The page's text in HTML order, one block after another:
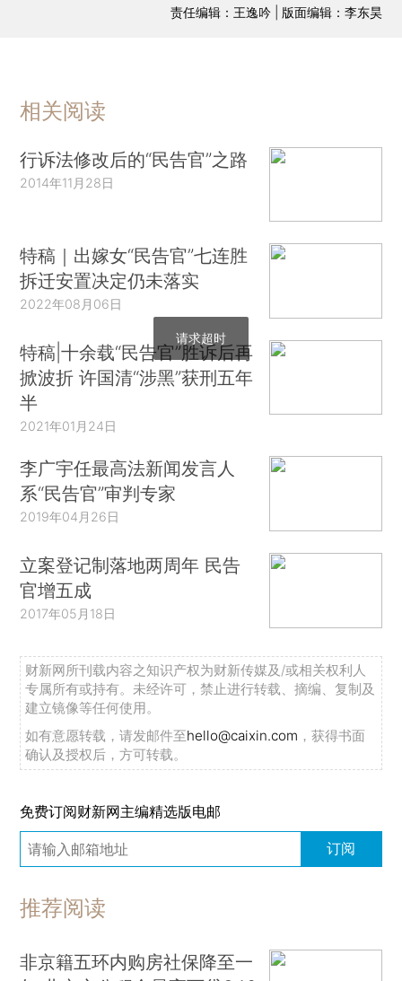
责任编辑：王逸吟 | 版面编辑：李东昊
相关阅读
行诉法修改后的“民告官”之路
2014年11月28日
特稿｜出嫁女“民告官”七连胜
拆迁安置决定仍未落实
2022年08月06日
特稿|十余载“民告官”胜诉后再
掀波折 许国清“涉黑”获刑五年
半
2021年01月24日
李广宇任最高法新闻发言人
系“民告官”审判专家
2019年04月26日
立案登记制落地两周年 民告
官增五成
2017年05月18日
财新网所刊载内容之知识产权为财新传媒及/或相关权利人
专属所有或持有。未经许可，禁止进行转载、摘编、复制及
建立镜像等任何使用。
如有意愿转载，请发邮件至hello@caixin.com ，获得书面
确认及授权后，方可转载。
免费订阅财新网主编精选版电邮
订阅
推荐阅读
非京籍五环内购房社保降至一
请求超时